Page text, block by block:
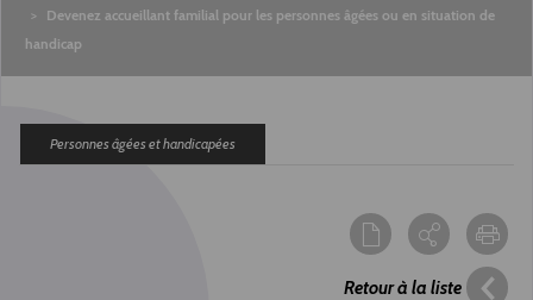
Fil
d'Ariane
Devenez accueillant familial pour les personnes âgées ou en situation de
handicap
Personnes âgées et handicapées
Retour à la liste